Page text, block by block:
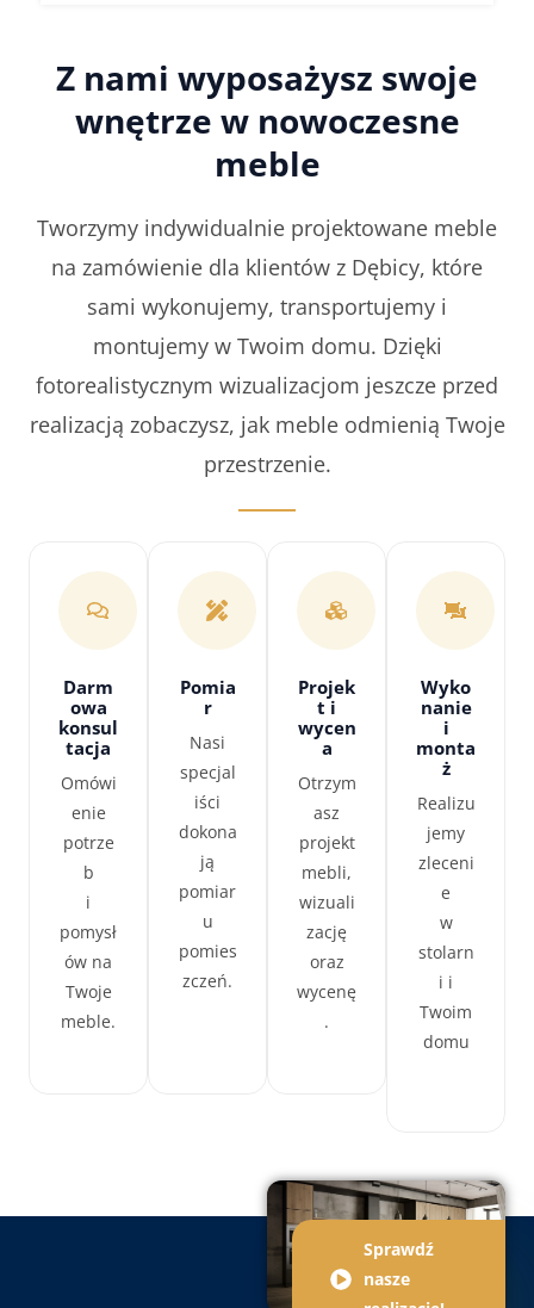
Z nami wyposażysz swoje
wnętrze w nowoczesne
meble
Tworzymy indywidualnie projektowane meble
na zamówienie dla klientów z Dębicy, które
sami wykonujemy, transportujemy i
montujemy w Twoim domu. Dzięki
fotorealistycznym wizualizacjom jeszcze przed
realizacją zobaczysz, jak meble odmienią Twoje
przestrzenie.
Darm
owa
konsul
tacja
Omówi
enie
potrze
b
i
pomysł
ów na
Twoje
meble.
Pomia
r
Nasi
specjal
iści
dokona
ją
pomiar
u
pomies
zczeń.
Projek
t i
wycen
a
Otrzym
asz
projekt
mebli,
wizuali
zację
oraz
wycenę
.
Wyko
nanie
i
monta
ż
Realizu
jemy
zleceni
e
w
stolarn
i i
Twoim
domu
Sprawdź
nasze